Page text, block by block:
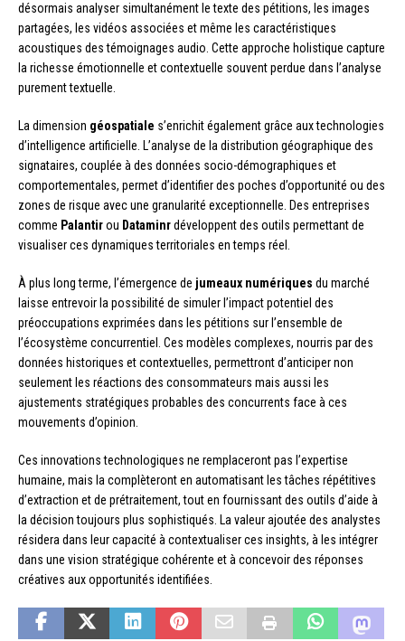
désormais analyser simultanément le texte des pétitions, les images
partagées, les vidéos associées et même les caractéristiques
acoustiques des témoignages audio. Cette approche holistique capture
la richesse émotionnelle et contextuelle souvent perdue dans l’analyse
purement textuelle.
La dimension géospatiale s’enrichit également grâce aux technologies
d’intelligence artificielle. L’analyse de la distribution géographique des
signataires, couplée à des données socio-démographiques et
comportementales, permet d’identifier des poches d’opportunité ou des
zones de risque avec une granularité exceptionnelle. Des entreprises
comme Palantirou Dataminrdéveloppent des outils permettant de
visualiser ces dynamiques territoriales en temps réel.
À plus long terme, l’émergence de jumeaux numériques du marché
laisse entrevoir la possibilité de simuler l’impact potentiel des
préoccupations exprimées dans les pétitions sur l’ensemble de
l’écosystème concurrentiel. Ces modèles complexes, nourris par des
données historiques et contextuelles, permettront d’anticiper non
seulement les réactions des consommateurs mais aussi les
ajustements stratégiques probables des concurrents face à ces
mouvements d’opinion.
Ces innovations technologiques ne remplaceront pas l’expertise
humaine, mais la complèteront en automatisant les tâches répétitives
d’extraction et de prétraitement, tout en fournissant des outils d’aide à
la décision toujours plus sophistiqués. La valeur ajoutée des analystes
résidera dans leur capacité à contextualiser ces insights, à les intégrer
dans une vision stratégique cohérente et à concevoir des réponses
créatives aux opportunités identifiées.